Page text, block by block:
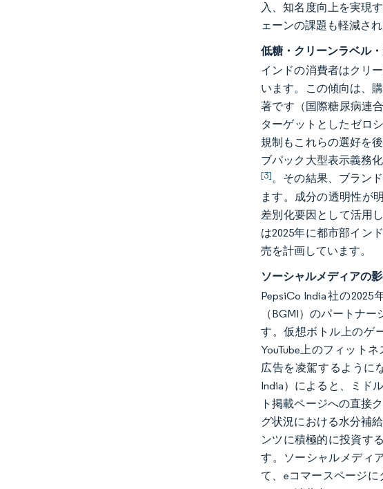
入、知名度向上を実現
ェーンの課題も軽減され
低糖・クリーンラベル
インドの消費者はクリ
います。この傾向は、
著です（国際糖尿病連
ターゲットとしたゼロ
規制もこれらの選好を
ブパック大型表示義務
[3]。その結果、ブラン
ます。成分の透明性が
差別化要因として活用
は2025年に都市部イン
売を計画しています。
ソーシャルメディアの
PepsiCo India社の
（BGMI）のパートナ
す。仮想ボトル上のゲ
YouTube上のフィット
広告を凌駕するように
India）によると、ミド
ト掲載ページへの直接
グ状況における水分補
ンツに積極的に投資す
す。ソーシャルメディ
て、eコマースページ